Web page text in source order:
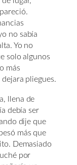
no sabía
Yo no
solo algunos
más
pliegues.
llena de
debía ser
dije que
más que
Demasiado
por